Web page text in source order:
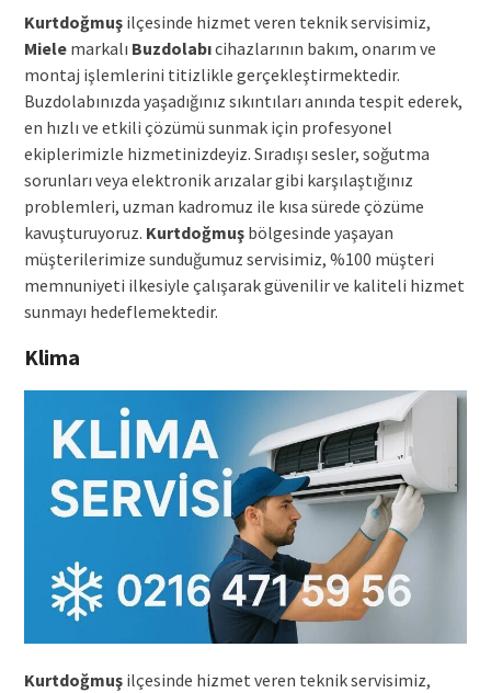
Kurtdoğmuşilçesinde hizmet veren teknik servisimiz,
Mielemarkalı Buzdolabıcihazlarının bakım, onarım ve
montaj işlemlerini titizlikle gerçekleştirmektedir.
Buzdolabınızda yaşadığınız sıkıntıları anında tespit ederek,
en hızlı ve etkili çözümü sunmak için profesyonel
ekiplerimizle hizmetinizdeyiz. Sıradışı sesler, soğutma
sorunları veya elektronik arızalar gibi karşılaştığınız
problemleri, uzman kadromuz ile kısa sürede çözüme
kavuşturuyoruz. Kurtdoğmuşbölgesinde yaşayan
müşterilerimize sunduğumuz servisimiz, %100 müşteri
memnuniyeti ilkesiyle çalışarak güvenilir ve kaliteli hizmet
sunmayı hedeflemektedir.
Klima
Kurtdoğmuşilçesinde hizmet veren teknik servisimiz,